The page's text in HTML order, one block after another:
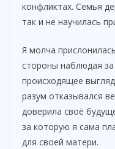
конфликтах. Семья
так и не научилась
Я молча
стороны наблюдая
происходящее
разум отказывался
доверила своё
за которую я сама
для своей матери.